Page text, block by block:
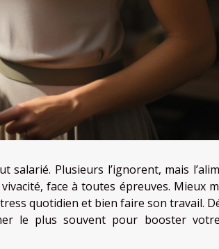
salarié. Plusieurs l’ignorent, mais
face à toutes épreuves. Mieux
quotidien et bien faire son travail.
le plus souvent pour booster